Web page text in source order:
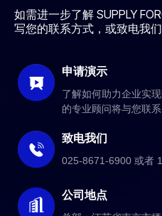
如需进一步了解 SUPPLY
写您的联系方式，或致电我们
申请演示
了解如何助力企业实
的专业顾问将与您联系
致电我们
025-8671-6900 或者
公司地点